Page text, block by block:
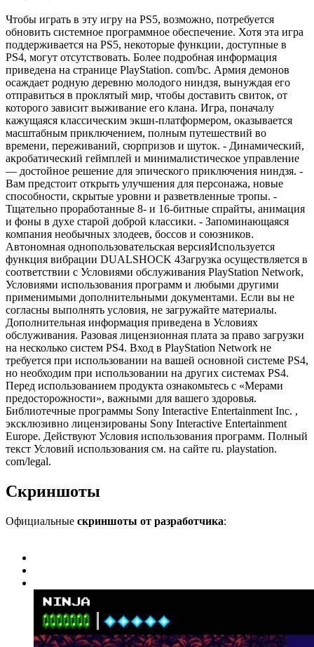
Чтобы играть в эту игру на PS5, возможно, потребуется
обновить системное программное обеспечение. Хотя эта игра
поддерживается на PS5, некоторые функции, доступные в
PS4, могут отсутствовать. Более подробная информация
приведена на странице PlayStation. com/bc. Армия демонов
осаждает родную деревню молодого ниндзя, вынуждая его
отправиться в проклятый мир, чтобы доставить свиток, от
которого зависит выживание его клана. Игра, поначалу
кажущаяся классическим экшн-платформером, оказывается
масштабным приключением, полным путешествий во
времени, переживаний, сюрпризов и шуток. - Динамический,
акробатический геймплей и минималистическое управление
— достойное решение для эпического приключения ниндзя. -
Вам предстоит открыть улучшения для персонажа, новые
способности, скрытые уровни и разветвленные тропы. -
Тщательно проработанные 8- и 16-битные спрайты, анимация
и фоны в духе старой доброй классики. - Запоминающаяся
компания необычных злодеев, боссов и союзников.
Автономная однопользовательская версияИспользуется
функция вибрации DUALSHOCK 4Загрузка осуществляется в
соответствии с Условиями обслуживания PlayStation Network,
Условиями использования программ и любыми другими
применимыми дополнительными документами. Если вы не
согласны выполнять условия, не загружайте материалы.
Дополнительная информация приведена в Условиях
обслуживания. Разовая лицензионная плата за право загрузки
на несколько систем PS4. Вход в PlayStation Network не
требуется при использовании на вашей основной системе PS4,
но необходим при использовании на других системах PS4.
Перед использованием продукта ознакомьтесь с «Мерами
предосторожности», важными для вашего здоровья.
Библиотечные программы Sony Interactive Entertainment Inc. ,
эксклюзивно лицензированы Sony Interactive Entertainment
Europe. Действуют Условия использования программ. Полный
текст Условий использования см. на сайте ru. playstation.
com/legal.
Скриншоты
Официальные скриншоты от разработчика: